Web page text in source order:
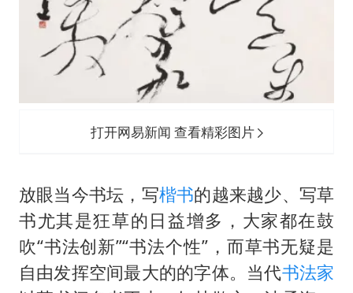
打开网易新闻 查看精彩图片
放眼当今书坛，写楷书的越来越少、写草
书尤其是狂草的日益增多，大家都在鼓
吹“书法创新”“书法个性”，而草书无疑是
自由发挥空间最大的的字体。当代书法家